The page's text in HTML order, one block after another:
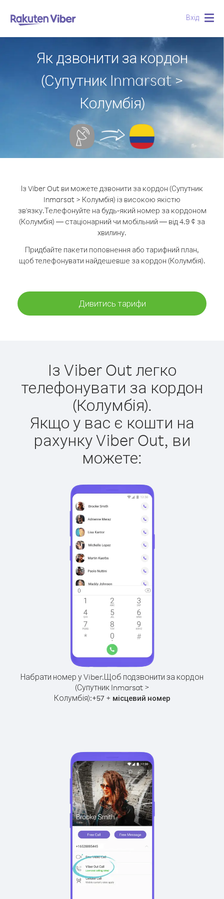
Вхід
Як дзвонити за кордон
(Супутник Inmarsat >
Колумбія)
Із Viber Out ви можете дзвонити за кордон (Супутник
Inmarsat > Колумбія) із високою якістю
зв'язку.Телефонуйте на будь-який номер за кордоном
(Колумбія) — стаціонарний чи мобільний — від 4.9 ¢ за
хвилину.
Придбайте пакети поповнення або тарифний план,
щоб телефонувати найдешевше за кордон (Колумбія).
Дивитись тарифи
Із Viber Out легко
телефонувати за кордон
(Колумбія).
Якщо у вас є кошти на
рахунку Viber Out, ви
можете:
Набрати номер у Viber.Щоб подзвонити за кордон
(Супутник Inmarsat >
Колумбія):+57+ місцевий номер